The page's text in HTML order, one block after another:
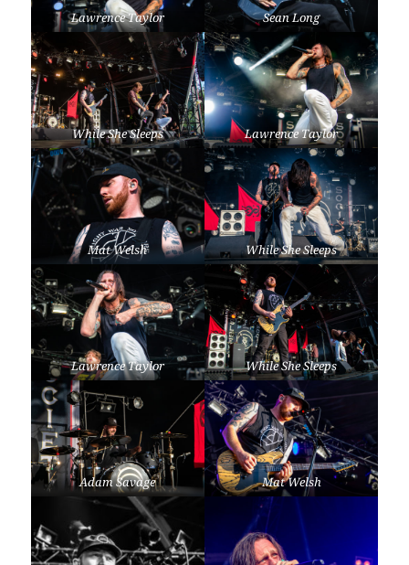
Lawrence Taylor Sean Long
While She Sleeps Lawrence Taylor
Mat Welsh While She Sleeps
Lawrence Taylor While She Sleeps
Adam Savage Mat Welsh